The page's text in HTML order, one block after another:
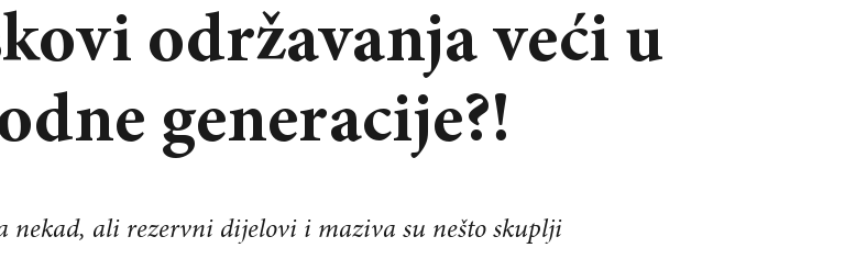
održavanja veći u
generacije?!
nekad, ali rezervni dijelovi i maziva su nešto skuplji